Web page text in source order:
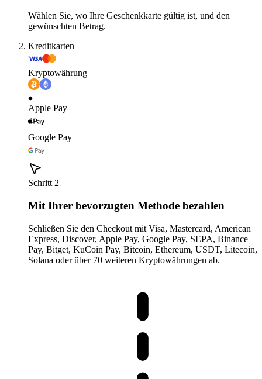
Wählen Sie, wo Ihre Geschenkkarte gültig ist, und den
gewünschten Betrag.
Kreditkarten
Kryptowährung
Apple Pay
Google Pay
Schritt 2
Mit Ihrer bevorzugten Methode bezahlen
Schließen Sie den Checkout mit Visa, Mastercard, American
Express, Discover, Apple Pay, Google Pay, SEPA, Binance
Pay, Bitget, KuCoin Pay, Bitcoin, Ethereum, USDT, Litecoin,
Solana oder über 70 weiteren Kryptowährungen ab.